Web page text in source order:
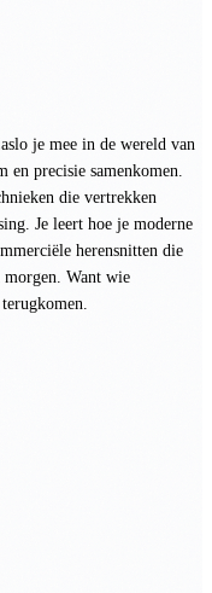
je mee in de wereld van
en precisie samenkomen.
die vertrekken
Je leert hoe je moderne
herensnitten die
morgen. Want wie